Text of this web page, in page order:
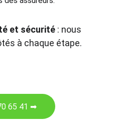
65 41 ➡
et sécurité : nous
à chaque étape.